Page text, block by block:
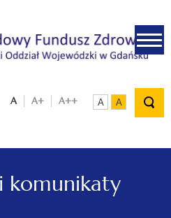
A A+ A++ A A
komunikaty